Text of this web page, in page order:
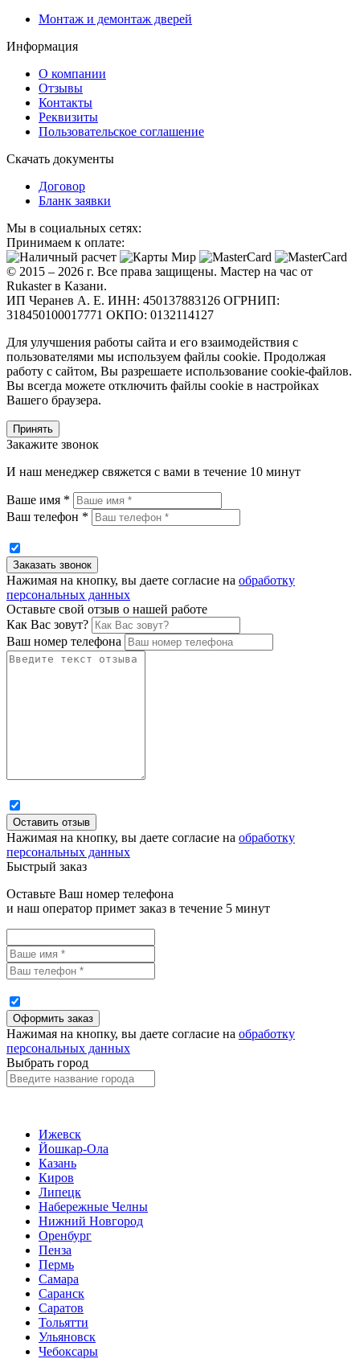
Монтаж и демонтаж дверей
Информация
О компании
Отзывы
Контакты
Реквизиты
Пользовательское соглашение
Скачать документы
Договор
Бланк заявки
Мы в социальных сетях:
Принимаем к оплате:
© 2015 – 2026 г. Все права защищены. Мастер на час от
Rukaster в Казани.
ИП Черанев А. Е. ИНН: 450137883126 ОГРНИП:
318450100017771 ОКПО: 0132114127
Для улучшения работы сайта и его взаимодействия с
пользователями мы используем файлы cookie. Продолжая
работу с сайтом, Вы разрешаете использование cookie-файлов.
Вы всегда можете отключить файлы cookie в настройках
Вашего браузера.
Принять
Закажите звонок
И наш менеджер свяжется с вами в течение 10 минут
Ваше имя *
Ваш телефон *
Нажимая на кнопку, вы даете согласие на обработку
персональных данных
Оставьте свой отзыв о нашей работе
Как Вас зовут?
Ваш номер телефона
Нажимая на кнопку, вы даете согласие на обработку
персональных данных
Быстрый заказ
Оставьте Ваш номер телефона
и наш оператор примет заказ в течение 5 минут
Нажимая на кнопку, вы даете согласие на обработку
персональных данных
Выбрать город
Ижевск
Йошкар-Ола
Казань
Киров
Липецк
Набережные Челны
Нижний Новгород
Оренбург
Пенза
Пермь
Самара
Саранск
Саратов
Тольятти
Ульяновск
Чебоксары